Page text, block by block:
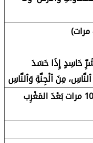
حَاسِدٍ إِذَا حَسَدَ
مِنَ ٱلْجِنَّةِ وَٱلنَّاسِ
لا إلهَ إلاّ اللّهُ وحْـدَهُ لا شريكَ لهُ، لهُ المُلكُ ولهُ الحَمْد، يُحيـي وَيُمـيتُ وهُوَ على كُلّ شيءٍ قدير. (10 مرات بَعْدَ المَغْرِب